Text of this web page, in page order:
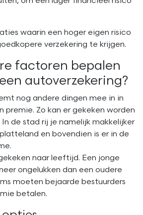
waarin een hoger eigen risico
verzekering te krijgen.
factoren bepalen
autoverzekering?
nog andere dingen mee in in
premie. Zo kan er gekeken worden
de stad rij je namelijk makkelijker
en bovendien is er in de
naar leeftijd. Een jonge
ongelukken dan een oudere
moeten bejaarde bestuurders
betalen.